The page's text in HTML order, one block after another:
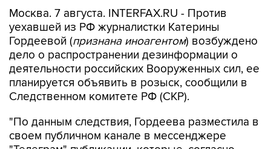
Москва. 7 августа. INTERFAX.RU - Против
уехавшей из РФ журналистки Катерины
Гордеевой (признана иноагентом) возбуждено
дело о распространении дезинформации о
деятельности российских Вооруженных сил, ее
планируется объявить в розыск, сообщили в
Следственном комитете РФ (СКР).
"По данным следствия, Гордеева разместила в
своем публичном канале в мессенджере